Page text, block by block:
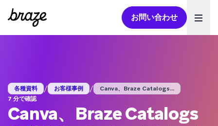
お問い合わせ
各種資料 / お客様事例 /
Canva、Braze Catalogs...
7 分で確認
Canva、Braze Catalogs